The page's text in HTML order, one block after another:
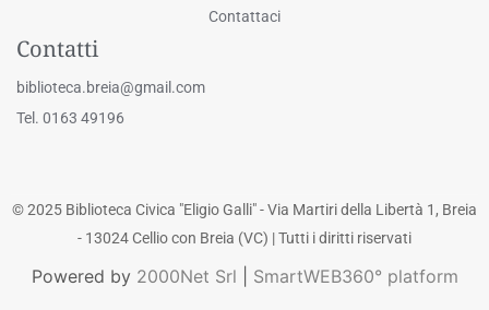
Contattaci
Contatti
biblioteca.breia@gmail.com
Tel. 0163 49196
© 2025 Biblioteca Civica "Eligio Galli" - Via Martiri della Libertà 1, Breia
- 13024 Cellio con Breia (VC) | Tutti i diritti riservati
Powered by 2000Net Srl SmartWEB360° platform